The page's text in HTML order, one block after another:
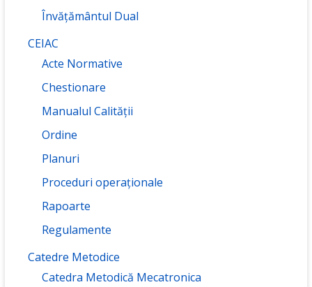
Învățământul Dual
CEIAC
Acte Normative
Chestionare
Manualul Calității
Ordine
Planuri
Proceduri operaționale
Rapoarte
Regulamente
Catedre Metodice
Catedra Metodică Mecatronica